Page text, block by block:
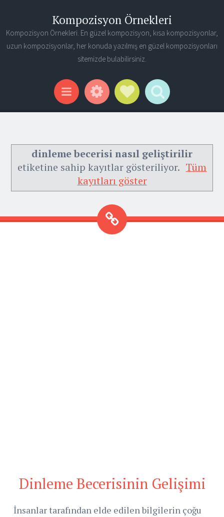
Kompozisyon Örnekleri
Kompozisyon Örnekleri. En güzel kompozisyon, kısa kompozisyonlar,
uzun kompozisyonlar, her konuda yazılmış en güzel kompozisyonları
sitemizde bulabilirsiniz.
Menu WidgetsSocial Links
Search
dinleme becerisi nasıl geliştirilir
etiketine sahip kayıtlar gösteriliyor. Tüm
kayıtları göster
Dinleme Becerisinin Gelişimi
İnsanlar tarafından elde edilen bilgilerin çoğu